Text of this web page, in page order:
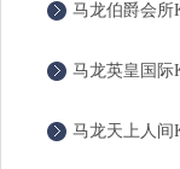
马龙伯爵会所
马龙英皇国际
马龙天上人间